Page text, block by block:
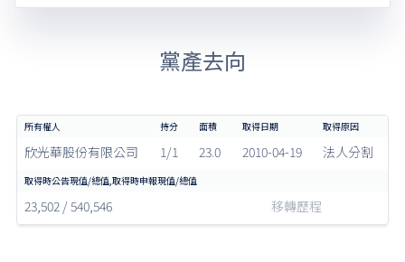
黨產去向
欣光華股份有限公司 1/1 23.0 2010-04-19 法人分割
23,502 / 540,546 移轉歷程